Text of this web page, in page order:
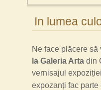
In lumea
Ne face plăcere să
la Galeria Arta din
vernisajul
expozanți fac parte